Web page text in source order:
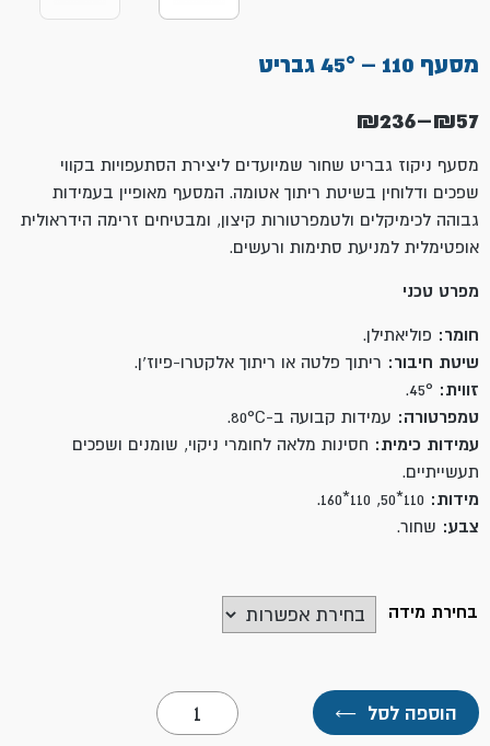
מסעף 110 – 45° גבריט
₪57
–
₪236
טווח
מחירים:
עד
מסעף ניקוז גבריט שחור שמיועדים ליצירת הסתעפויות בקווי
שפכים ודלוחין בשיטת ריתוך אטומה. המסעף מאופיין בעמידות
גבוהה לכימיקלים ולטמפרטורות קיצון, ומבטיחים זרימה הידראולית
אופטימלית למניעת סתימות ורעשים.
מפרט טכני
חומר: פוליאתילן.
שיטת חיבור: ריתוך פלטה או ריתוך אלקטרו-פיוז'ן.
זווית:
טמפרטורה: עמידות קבועה ב-80°C.
עמידות כימית: חסינות מלאה לחומרי ניקוי, שומנים ושפכים
תעשייתיים.
מידות: 110*50, 110*160.
צבע: שחור.
בחירת מידה
הוספה לסל ←
כמות
של
מסעף